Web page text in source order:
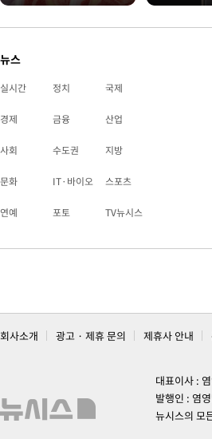
뉴스
실시간 정치 국제
경제 금융 산업
사회 수도권 지방
문화 IT·바이오 스포츠
연예 포토 TV뉴시스
회사소개 광고 · 제휴 문의 제휴사 안내
대표이사 :
발행인 : 염
뉴시스의 모